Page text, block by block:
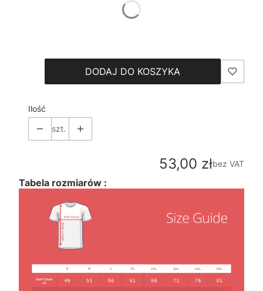
DODAJ DO KOSZYKA
Ilość
szt.
Cena
53,00 złbez VAT
Tabela rozmiarów :